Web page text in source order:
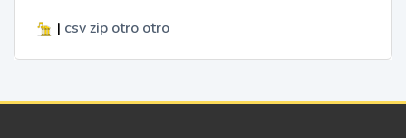
| csv zip otro otro